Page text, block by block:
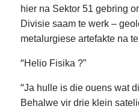
hier na Sektor 51 gebring
Divisie saam te werk –
metalurgiese artefakte na te
“Helio Fisika ?”
“Ja hulle is die ouens wat
Behalwe vir drie klein